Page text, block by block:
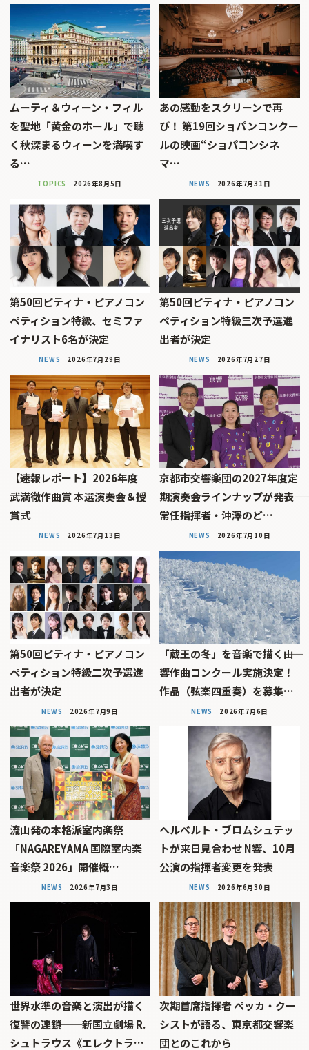
ムーティ＆ウィーン・フィル
を聖地「黄金のホール」で聴
く秋深まるウィーンを満喫す
る…
TOPICS 2026年8月5日
あの感動をスクリーンで再
び！ 第19回ショパンコンクー
ルの映画“ショパコンシネ
マ…
NEWS 2026年7月31日
第50回ピティナ・ピアノコン
ペティション特級、セミファ
イナリスト6名が決定
NEWS 2026年7月29日
第50回ピティナ・ピアノコン
ペティション特級三次予選進
出者が決定
NEWS 2026年7月27日
【速報レポート】2026年度
武満徹作曲賞 本選演奏会＆授
賞式
NEWS 2026年7月13日
京都市交響楽団の2027年度定
期演奏会ラインナップが発表――
常任指揮者・沖澤のど…
NEWS 2026年7月10日
第50回ピティナ・ピアノコン
ペティション特級二次予選進
出者が決定
NEWS 2026年7月9日
「蔵王の冬」を音楽で描く――山
響作曲コンクール実施決定！
作品（弦楽四重奏）を募集…
NEWS 2026年7月6日
流山発の本格派室内楽祭
「NAGAREYAMA 国際室内楽
音楽祭 2026」開催概…
NEWS 2026年7月3日
ヘルベルト・ブロムシュテッ
トが来日見合わせ N響、10月
公演の指揮者変更を発表
NEWS 2026年6月30日
世界水準の音楽と演出が描く
復讐の連鎖──新国立劇場 R.
シュトラウス《エレクトラ…
次期首席指揮者 ペッカ・クー
シストが語る、東京都交響楽
団とのこれから